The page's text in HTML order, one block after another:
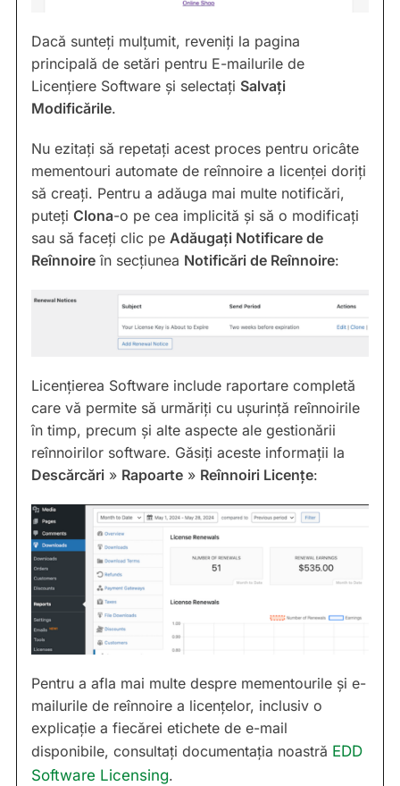
Dacă sunteți mulțumit, reveniți la pagina
principală de setări pentru E-mailurile de
Licențiere Software și selectați Salvați
Modificările.
Nu ezitați să repetați acest proces pentru oricâte
mementouri automate de reînnoire a licenței doriți
să creați. Pentru a adăuga mai multe notificări,
puteți Clona-o pe cea implicită și să o modificați
sau să faceți clic pe Adăugați Notificare de
Reînnoire în secțiunea Notificări de Reînnoire:
Licențierea Software include raportare completă
care vă permite să urmăriți cu ușurință reînnoirile
în timp, precum și alte aspecte ale gestionării
reînnoirilor software. Găsiți aceste informații la
Descărcări » Rapoarte » Reînnoiri Licențe:
Pentru a afla mai multe despre mementourile și e-
mailurile de reînnoire a licențelor, inclusiv o
explicație a fiecărei etichete de e-mail
disponibile, consultați documentația noastră EDD
Software Licensing.